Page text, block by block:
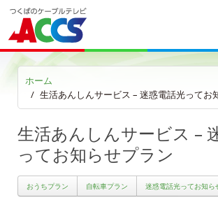
ホーム
生活あんしんサービス – 迷惑電話光ってお
生活あんしんサービス –
ってお知らせプラン
おうちプラン 自転車プラン 迷惑電話光ってお知ら
ごあいさつ
沿革
ＡＣＣＳ40年のあゆみ
法人情報
ＡＣＣＳ番組基準
放送番組審議会議事録